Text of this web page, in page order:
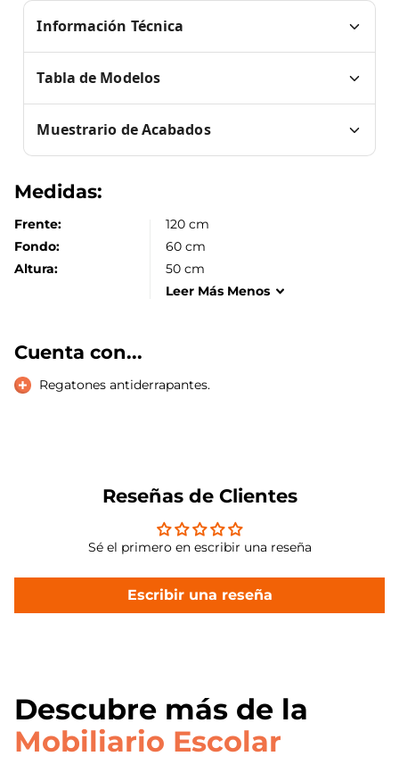
Información Técnica
Tabla de Modelos
Muestrario de Acabados
Medidas:
Frente:
120 cm
Fondo:
60 cm
Altura:
50 cm
Leer Más Menos
Cuenta con...
Regatones antiderrapantes.
Reseñas de Clientes
Sé el primero en escribir una reseña
Escribir una reseña
Descubre más de la
Mobiliario Escolar